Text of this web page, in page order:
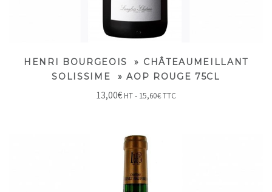
HENRI BOURGEOIS » CHÂTEAUMEILLANT
SOLISSIME » AOP ROUGE 75CL
13,00€ HT - 15,60€TTC